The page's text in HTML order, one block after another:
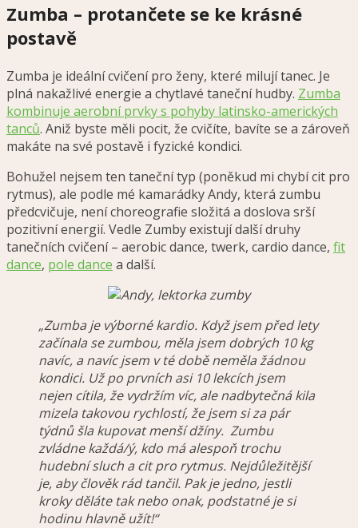
Zumba – protančete se ke krásné
postavě
Zumba je ideální cvičení pro ženy, které milují tanec. Je
plná nakažlivé energie a chytlavé taneční hudby. Zumba
kombinuje aerobní prvky s pohyby latinsko-amerických
tanců. Aniž byste měli pocit, že cvičíte, bavíte se a zároveň
makáte na své postavě i fyzické kondici.
Bohužel nejsem ten taneční typ (poněkud mi chybí cit pro
rytmus), ale podle mé kamarádky Andy, která zumbu
předcvičuje, není choreografie složitá a doslova srší
pozitivní energií. Vedle Zumby existují další druhy
tanečních cvičení – aerobic dance, twerk, cardio dance, fit
dance, pole dance a další.
„Zumba je výborné kardio. Když jsem před lety
začínala se zumbou, měla jsem dobrých 10 kg
navíc, a navíc jsem v té době neměla žádnou
kondici. Už po prvních asi 10 lekcích jsem
nejen cítila, že vydržím víc, ale nadbytečná kila
mizela takovou rychlostí, že jsem si za pár
týdnů šla kupovat menší džíny. Zumbu
zvládne každá/ý, kdo má alespoň trochu
hudební sluch a cit pro rytmus. Nejdůležitější
je, aby člověk rád tančil. Pak je jedno, jestli
kroky děláte tak nebo onak, podstatné je si
hodinu hlavně užít!“